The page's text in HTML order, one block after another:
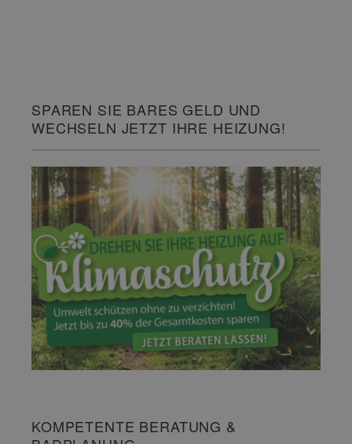
SPAREN SIE BARES GELD UND
WECHSELN JETZT IHRE HEIZUNG!
KOMPETENTE BERATUNG &